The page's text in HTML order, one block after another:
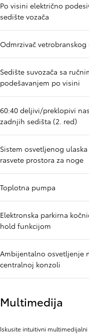
Po visini električno
sedište vozača
Odmrzivač vetrobranskog
Sedište suvozača sa
podešavanjem po visini
60:40 deljivi/preklopivi
zadnjih sedišta (2. red)
Sistem osvetljenog ulaska
rasvete prostora za noge
Toplotna pumpa
Elektronska parkirna
hold funkcijom
Ambijentalno osvetljenje
centralnoj konzoli
Multimedija
Iskusite intuitivni